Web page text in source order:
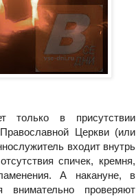
только в присутствии
Церкви (или
входит внутрь
спичек, кремня,
А накануне, в
внимательно проверяют